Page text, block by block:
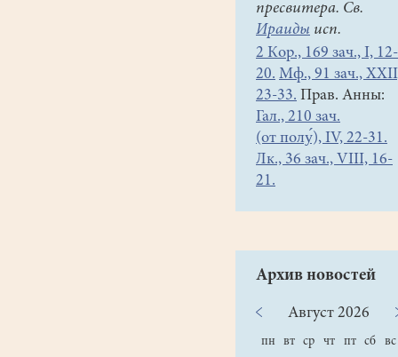
пресвитера. Св.
Ираиды исп.
2 Кор., 169 зач., I, 12-
20. Мф., 91 зач.,
23-33. Прав. Анны:
Гал., 210 зач.
(от полу́), IV, 22-31.
Лк., 36 зач., VIII, 16-
21.
Архив новостей
Август 2026
пн вт ср чт пт сб вс